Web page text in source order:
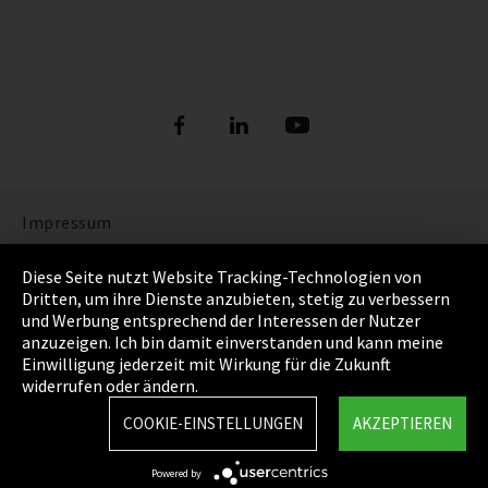
Impressum
Datenschutz
Cookie Einstellungen
AGB
Sitemap
EmpCo Richtlinie
Diese Seite nutzt Website Tracking-Technologien von
Dritten, um ihre Dienste anzubieten, stetig zu verbessern
und Werbung entsprechend der Interessen der Nutzer
anzuzeigen. Ich bin damit einverstanden und kann meine
Einwilligung jederzeit mit Wirkung für die Zukunft
widerrufen oder ändern.
AKZEPTIEREN
COOKIE-EINSTELLUNGEN
Powered by